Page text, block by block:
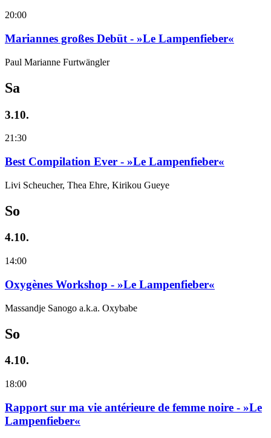
20:00
Mariannes großes Debüt - »Le Lampenfieber«
Paul Marianne Furtwängler
Sa
3.10.
21:30
Best Compilation Ever - »Le Lampenfieber«
Livi Scheucher, Thea Ehre, Kirikou Gueye
So
4.10.
14:00
Oxygènes Workshop - »Le Lampenfieber«
Massandje Sanogo a.k.a. Oxybabe
So
4.10.
18:00
Rapport sur ma vie antérieure de femme noire - »Le
Lampenfieber«